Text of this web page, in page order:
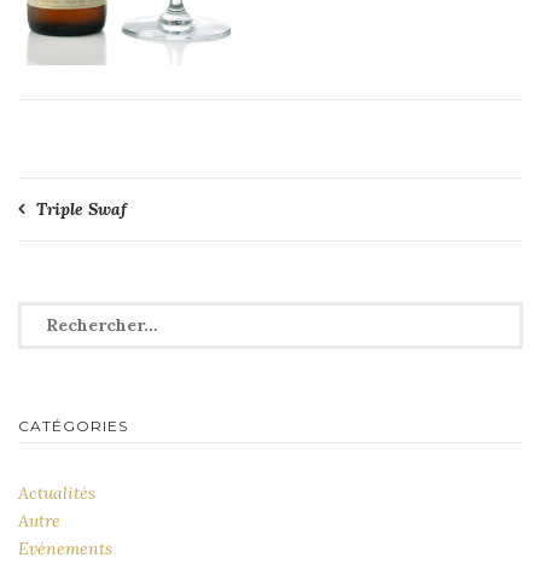
Navigation
Triple Swaf
Rechercher :
CATÉGORIES
Actualités
Autre
Evénements